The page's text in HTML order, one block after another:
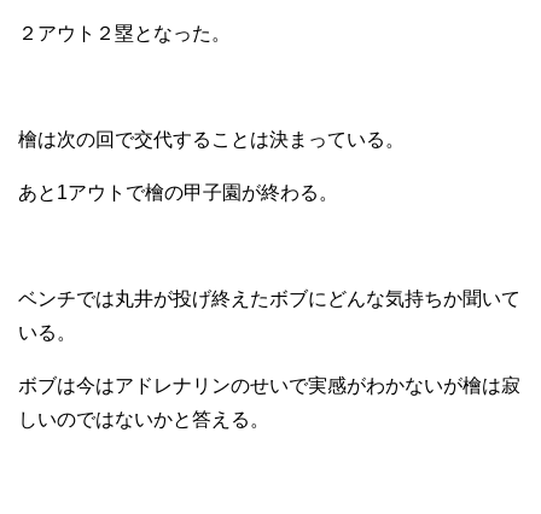
２アウト２塁となった。
檜は次の回で交代することは決まっている。
あと1アウトで檜の甲子園が終わる。
ベンチでは丸井が投げ終えたボブにどんな気持ちか聞いて
いる。
ボブは今はアドレナリンのせいで実感がわかないが檜は寂
しいのではないかと答える。